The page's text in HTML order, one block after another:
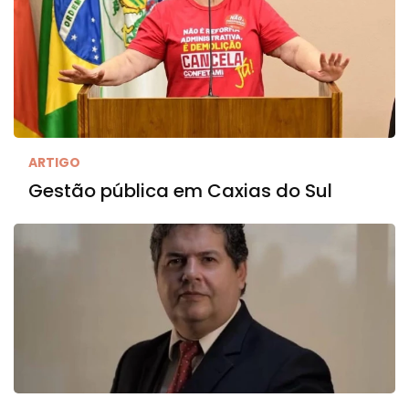
ARTIGO
Gestão pública em Caxias do Sul